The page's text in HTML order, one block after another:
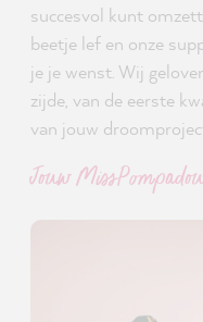
succesvol kunt
beetje lef en onze
je je wenst. Wij
zijde, van de eerste
van jouw
Jouw